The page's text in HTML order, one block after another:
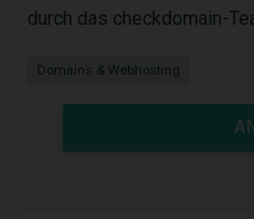
durch das checkdomain-
Domains & Webhosting